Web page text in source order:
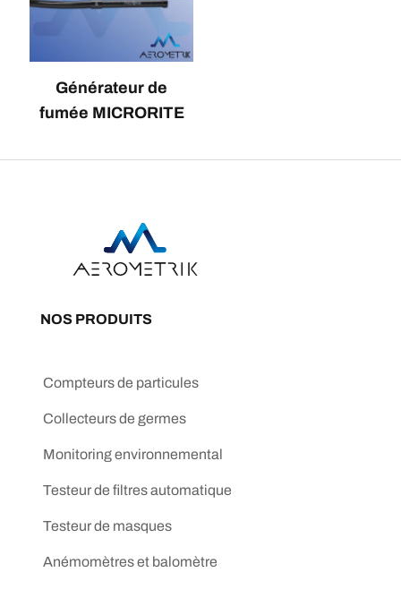
Générateur de
fumée MICRORITE
NOS PRODUITS
Compteurs de particules
Collecteurs de germes
Monitoring environnemental
Testeur de filtres automatique
Testeur de masques
Anémomètres et balomètre